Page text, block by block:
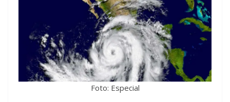
Foto: Especial